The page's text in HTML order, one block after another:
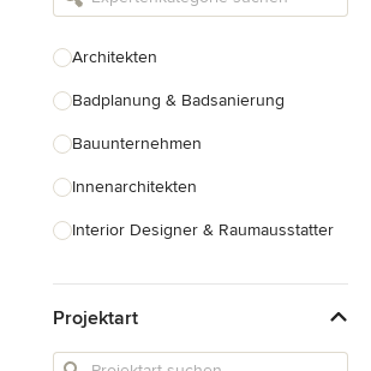
Architekten
Badplanung & Badsanierung
Bauunternehmen
Innenarchitekten
Interior Designer & Raumausstatter
Landschaftsarchitekten
Armaturen & Sanitärbedarf
Projektart